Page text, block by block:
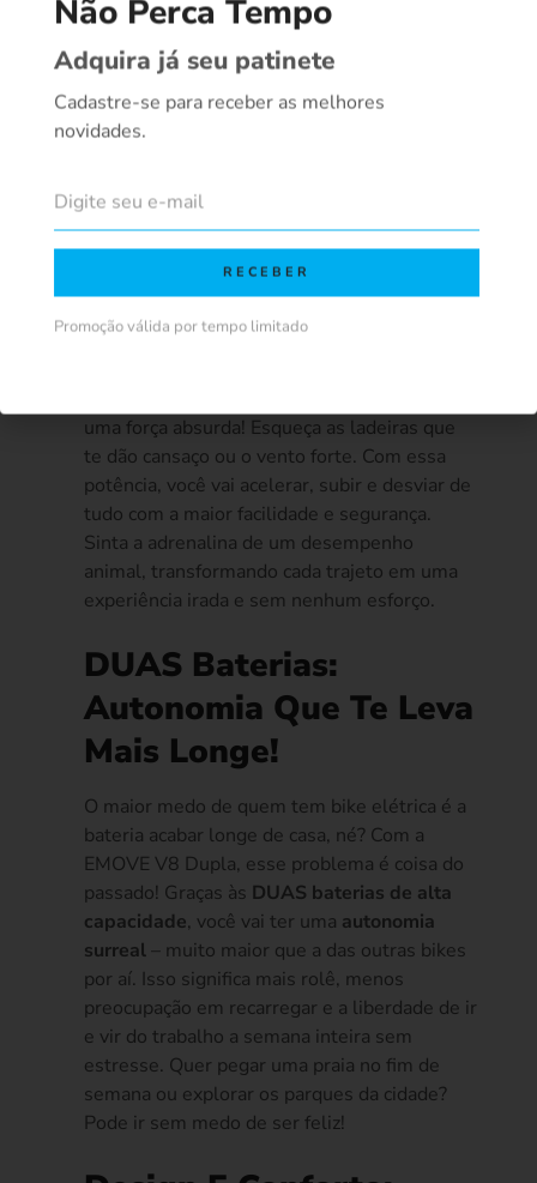
Loja Física a mais de 8 anos
Compra 100% segura (pode ser feita no
site ou na loja)
Todo o suporte pela nossa oficina e loja
Motor De 1000W:
Potência De Sobra Pra
Qualquer Parada!
uma força absurda! Esqueça as ladeiras que
te dão cansaço ou o vento forte. Com essa
potência, você vai acelerar, subir e desviar de
tudo com a maior facilidade e segurança.
Sinta a adrenalina de um desempenho
animal, transformando cada trajeto em uma
experiência irada e sem nenhum esforço.
DUAS Baterias:
Autonomia Que Te Leva
Mais Longe!
O maior medo de quem tem bike elétrica é a
bateria acabar longe de casa, né? Com a
EMOVE V8 Dupla, esse problema é coisa do
passado! Graças às DUAS baterias de alta
capacidade, você vai ter uma autonomia
surreal– muito maior que a das outras bikes
por aí. Isso significa mais rolê, menos
preocupação em recarregar e a liberdade de ir
e vir do trabalho a semana inteira sem
estresse. Quer pegar uma praia no fim de
semana ou explorar os parques da cidade?
Pode ir sem medo de ser feliz!
Promoção válida por tempo limitado